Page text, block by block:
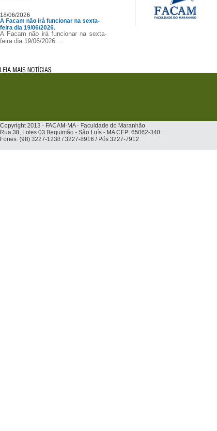
18/06/2026
A Facam não irá funcionar na sexta-
feira dia 19/06/2026.
A Facam não irá funcionar na sexta-
feira dia 19/06/2026....
Copyright 2013 - FACAM-MA - Faculdade do Maranhão
Rua 38, Lotes 03 Bequimão - São Luís - MA CEP: 65062-340
Fones: (98) 3227-1238 / 3227-8916 / Pós 3227-7912